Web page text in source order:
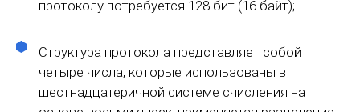
протоколу потребуется 128 бит (16 байт);
Структура протокола представляет собой
четыре числа, которые использованы в
шестнадцатеричной системе счисления на